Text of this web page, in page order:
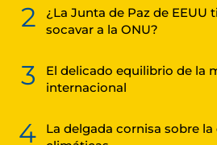
2
¿La Junta de Paz de EEUU
socavar a la ONU?
3
El delicado equilibrio de la
internacional
4
La delgada cornisa sobre